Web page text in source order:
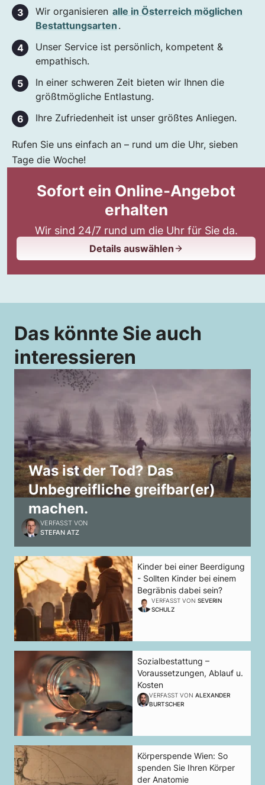
Wir organisieren alle in Österreich möglichen
Bestattungsarten .
Unser Service ist persönlich, kompetent &
empathisch.
In einer schweren Zeit bieten wir Ihnen die
größtmögliche Entlastung.
Ihre Zufriedenheit ist unser größtes Anliegen.
Rufen Sie uns einfach an – rund um die Uhr, sieben
Tage die Woche!
Sofort ein Online-Angebot
erhalten
Wir sind 24/7 rund um die Uhr für Sie da.
Details auswählen
Das könnte Sie auch
interessieren
Was ist der Tod? Das
Unbegreifliche greifbar(er)
machen.
VERFASST VON
STEFAN ATZ
Kinder bei einer Beerdigung
- Sollten Kinder bei einem
Begräbnis dabei sein?
VERFASST VON SEVERIN
SCHULZ
Sozialbestattung –
Voraussetzungen, Ablauf u.
Kosten
VERFASST VON ALEXANDER
BURTSCHER
Körperspende Wien: So
spenden Sie Ihren Körper
der Anatomie